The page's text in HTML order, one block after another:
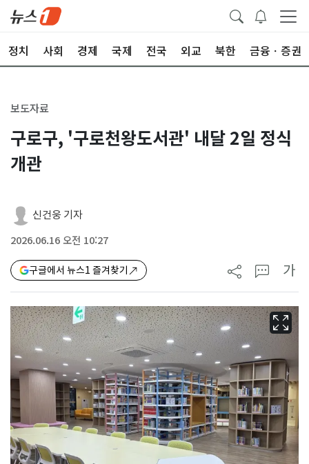
정치 사회 경제 국제 전국 외교 북한 금융ㆍ증권
보도자료
구로구, '구로천왕도서관' 내달 2일 정식
개관
신건웅 기자
2026.06.16 오전 10:27
구글에서 뉴스1 즐겨찾기 가